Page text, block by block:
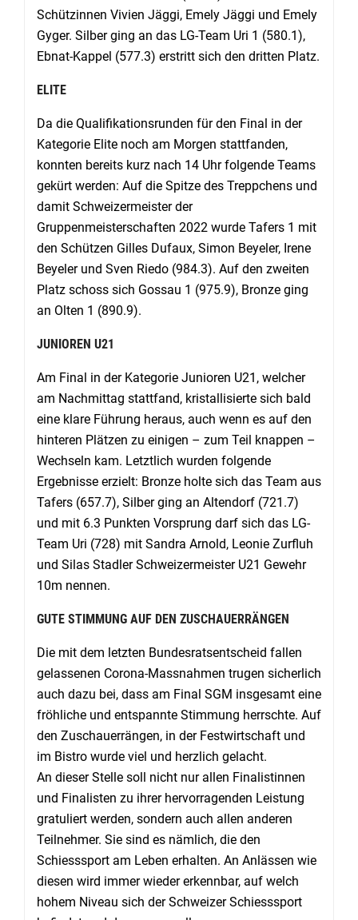
Schützinnen Vivien Jäggi, Emely Jäggi und Emely
Gyger. Silber ging an das LG-Team Uri 1 (580.1),
Ebnat-Kappel (577.3) erstritt sich den dritten Platz.
ELITE
Da die Qualifikationsrunden für den Final in der
Kategorie Elite noch am Morgen stattfanden,
konnten bereits kurz nach 14 Uhr folgende Teams
gekürt werden: Auf die Spitze des Treppchens und
damit Schweizermeister der
Gruppenmeisterschaften 2022 wurde Tafers 1 mit
den Schützen Gilles Dufaux, Simon Beyeler, Irene
Beyeler und Sven Riedo (984.3). Auf den zweiten
Platz schoss sich Gossau 1 (975.9), Bronze ging
an Olten 1 (890.9).
JUNIOREN U21
Am Final in der Kategorie Junioren U21, welcher
am Nachmittag stattfand, kristallisierte sich bald
eine klare Führung heraus, auch wenn es auf den
hinteren Plätzen zu einigen – zum Teil knappen –
Wechseln kam. Letztlich wurden folgende
Ergebnisse erzielt: Bronze holte sich das Team aus
Tafers (657.7), Silber ging an Altendorf (721.7)
und mit 6.3 Punkten Vorsprung darf sich das LG-
Team Uri (728) mit Sandra Arnold, Leonie Zurfluh
und Silas Stadler Schweizermeister U21 Gewehr
10m nennen.
GUTE STIMMUNG AUF DEN ZUSCHAUERRÄNGEN
Die mit dem letzten Bundesratsentscheid fallen
gelassenen Corona-Massnahmen trugen sicherlich
auch dazu bei, dass am Final SGM insgesamt eine
fröhliche und entspannte Stimmung herrschte. Auf
den Zuschauerrängen, in der Festwirtschaft und
im Bistro wurde viel und herzlich gelacht.
An dieser Stelle soll nicht nur allen Finalistinnen
und Finalisten zu ihrer hervorragenden Leistung
gratuliert werden, sondern auch allen anderen
Teilnehmer. Sie sind es nämlich, die den
Schiesssport am Leben erhalten. An Anlässen wie
diesen wird immer wieder erkennbar, auf welch
hohem Niveau sich der Schweizer Schiesssport